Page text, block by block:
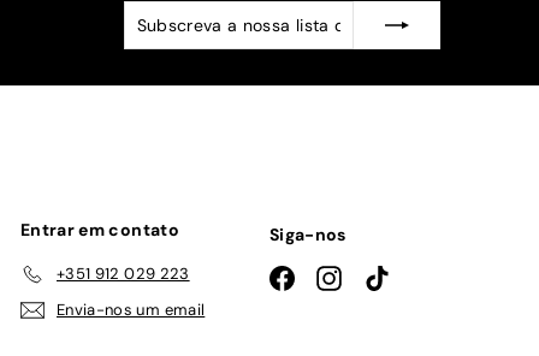
Subscreva
a
Subscrever
Entrar em contato
+351 912 029 223
Envia-nos um email
Siga-nos
FacebookInstagramTikTok